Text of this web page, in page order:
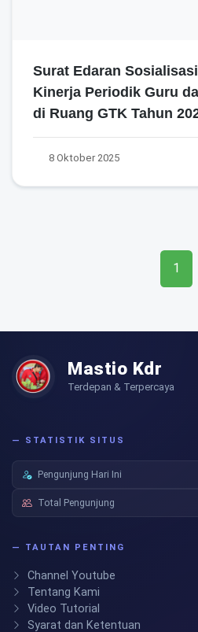
Surat Edaran
Kinerja Periodik Guru
di Ruang GTK Tahun
8 Oktober 2025
1
Mastio Kdr
Terdepan & Terpercaya
— STATISTIK SITUS
Pengunjung Hari Ini
Total Pengunjung
— TAUTAN PENTING
Channel Youtube
Tentang Kami
Video Tutorial
Syarat dan Ketentuan